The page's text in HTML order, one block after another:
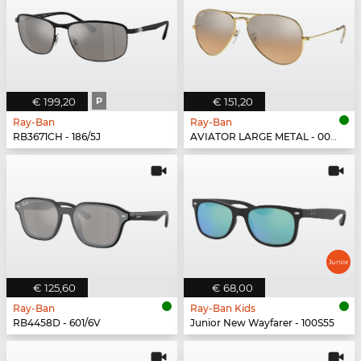
€ 199,20 P
Ray-Ban
RB3671CH - 186/5J
€ 151,20
Ray-Ban
AVIATOR LARGE METAL - 001/3E
€ 125,60
Ray-Ban
RB4458D - 601/6V
€ 68,00
Ray-Ban Kids
Junior New Wayfarer - 100S55